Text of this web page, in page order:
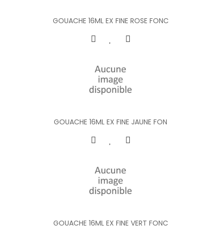
GOUACHE 16ML EX FINE ROSE FONC
GOUACHE 16ML EX FINE JAUNE FON
GOUACHE 16ML EX FINE VERT FONC